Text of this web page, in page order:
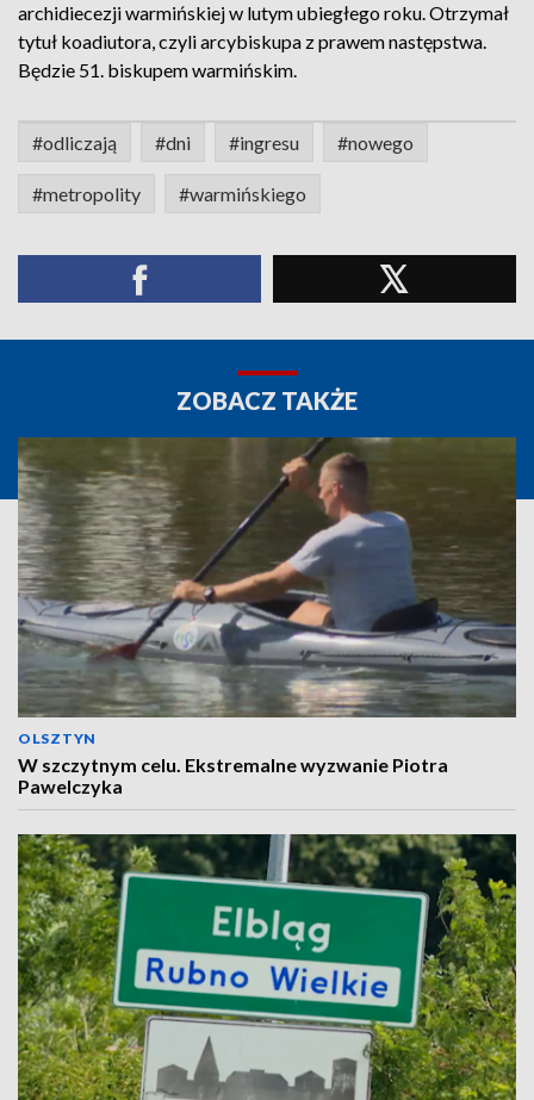
archidiecezji warmińskiej w lutym ubiegłego roku. Otrzymał
tytuł koadiutora, czyli arcybiskupa z prawem następstwa.
Będzie 51. biskupem warmińskim.
#odliczają #dni #ingresu #nowego
#metropolity #warmińskiego
ZOBACZ TAKŻE
OLSZTYN
W szczytnym celu. Ekstremalne wyzwanie Piotra
Pawelczyka